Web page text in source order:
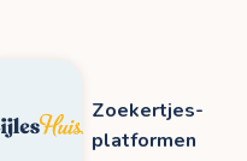
Zoekertjes-
platformen